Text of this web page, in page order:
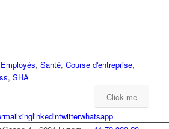
Employés, Santé, Course d'entreprise,
, SHA
Click me
mailxinglinkedintwitterwhatsapp